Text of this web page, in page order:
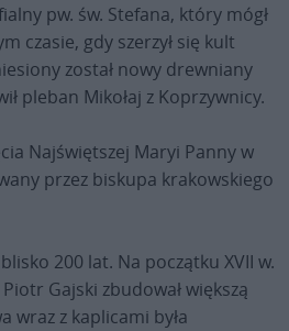
pw. św. Stefana, który mógł
czasie, gdy szerzył się kult
został nowy drewniany
pleban Mikołaj z Koprzywnicy.
Najświętszej Maryi Panny w
przez biskupa krakowskiego
200 lat. Na początku XVII w.
Gajski zbudował większą
wraz z kaplicami była